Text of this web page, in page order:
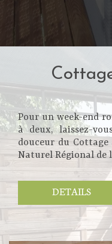
Pour un week-end
à deux, laissez-
douceur du Cottage
Naturel Régional de
DETAILS